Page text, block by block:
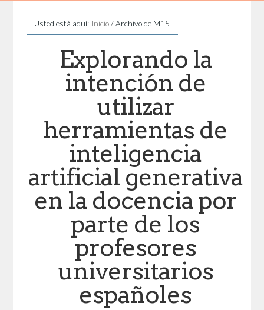
Usted está aquí: Inicio /Archivo de M15
Explorando la
intención de
utilizar
herramientas de
inteligencia
artificial generativa
en la docencia por
parte de los
profesores
universitarios
españoles